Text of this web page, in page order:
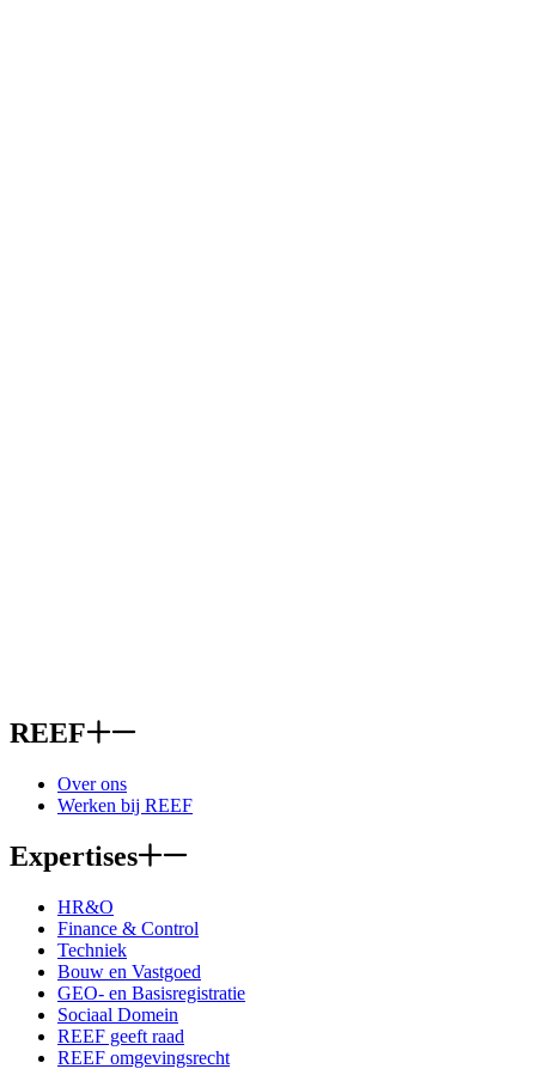
REEF
Over ons
Werken bij REEF
Expertises
HR&O
Finance & Control
Techniek
Bouw en Vastgoed
GEO- en Basisregistratie
Sociaal Domein
REEF geeft raad
REEF omgevingsrecht